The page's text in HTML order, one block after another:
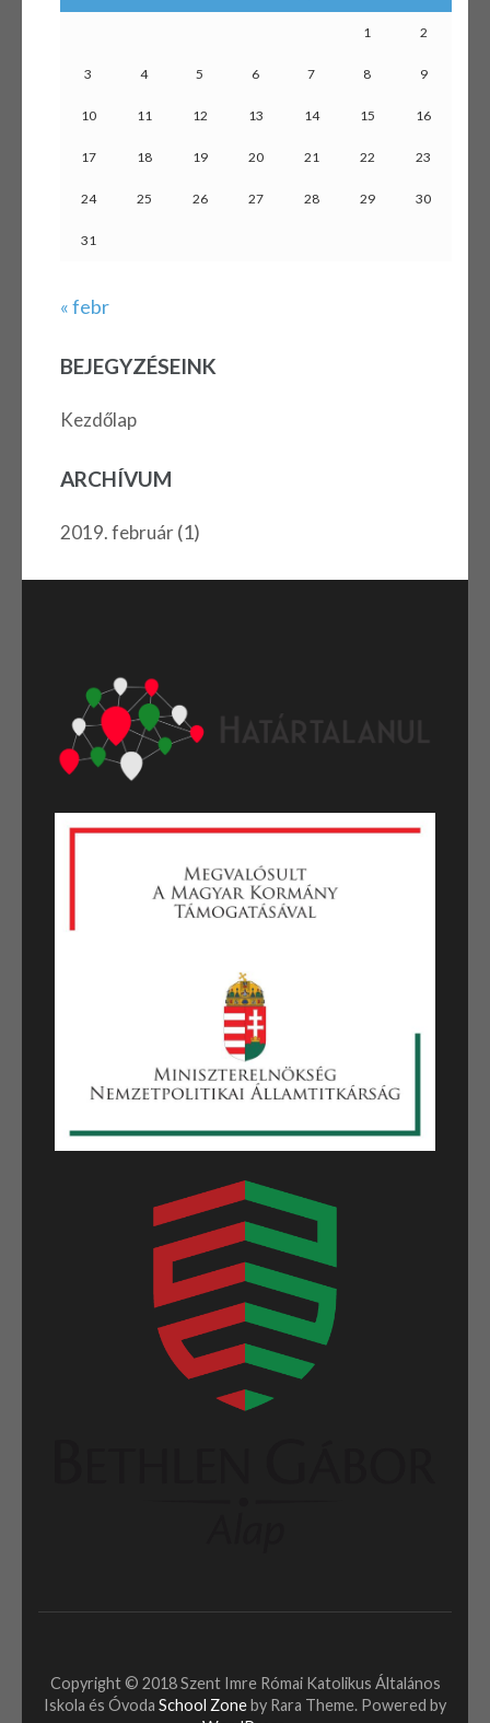
1 2
3 4 5 6 7 8 9
10 11 12 13 14 15 16
17 18 19 20 21 22 23
24 25 26 27 28 29 30
31
« febr
BEJEGYZÉSEINK
Kezdőlap
ARCHÍVUM
2019. február(1)
Copyright © 2018 Szent Imre Római Katolikus Általános
Iskola és Óvoda School Zoneby Rara Theme. Powered by